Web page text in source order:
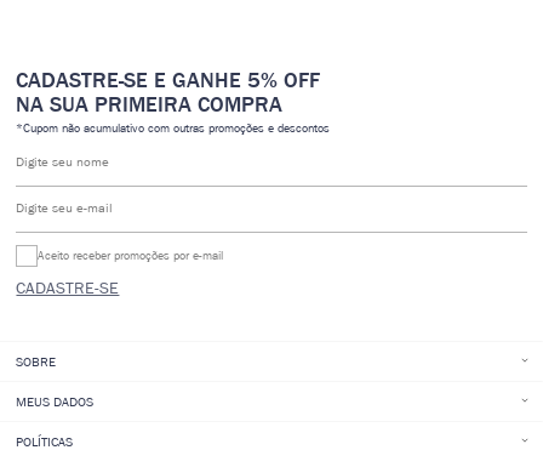
CADASTRE-SE E GANHE 5% OFF
NA SUA PRIMEIRA COMPRA
*Cupom não acumulativo com outras promoções e descontos
Digite seu nome
Digite seu e-mail
CADASTRE-SE
Aceito receber promoções por e-mail
SOBRE
MEUS DADOS
POLÍTICAS